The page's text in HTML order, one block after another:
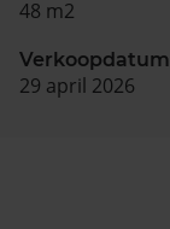
48 m2
Verkoopdatum
29 april 2026